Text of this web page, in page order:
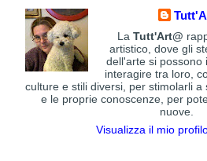
LaTutt'Art@
artistico, dove gli
dell'arte si possono
interagire tra loro,
culture e stili diversi, per stimolarli
e le proprie conoscenze, per
nuove.
Visualizza il mio